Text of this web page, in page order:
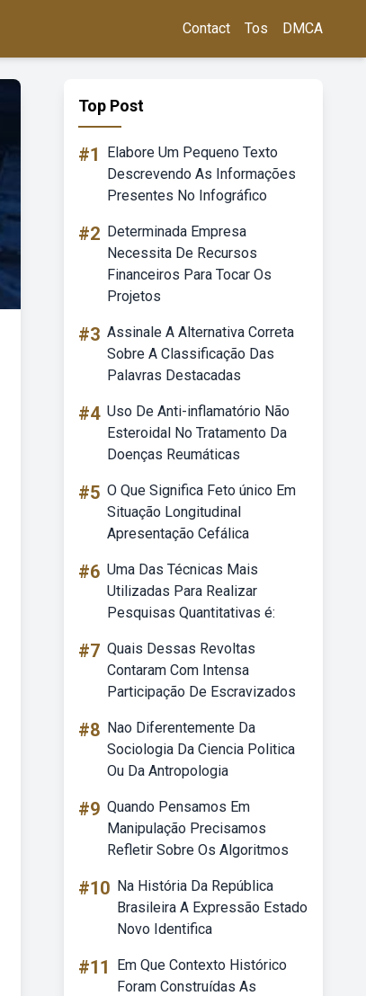
Contact Tos DMCA
Top Post
#1
Elabore Um Pequeno Texto
Descrevendo As Informações
Presentes No Infográfico
#2 Determinada Empresa
Necessita De Recursos
Financeiros Para Tocar Os
Projetos
#3 Assinale A Alternativa Correta
Sobre A Classificação Das
Palavras Destacadas
#4 Uso De Anti-inflamatório Não
Esteroidal No Tratamento Da
Doenças Reumáticas
#5 O Que Significa Feto único Em
Situação Longitudinal
Apresentação Cefálica
#6 Uma Das Técnicas Mais
Utilizadas Para Realizar
Pesquisas Quantitativas é:
#7 Quais Dessas Revoltas
Contaram Com Intensa
Participação De Escravizados
#8 Nao Diferentemente Da
Sociologia Da Ciencia Politica
Ou Da Antropologia
#9 Quando Pensamos Em
Manipulação Precisamos
Refletir Sobre Os Algoritmos
#10 Na História Da República
Brasileira A Expressão Estado
Novo Identifica
#11
Em Que Contexto Histórico
Foram Construídas As